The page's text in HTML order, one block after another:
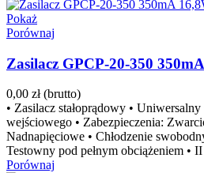
Pokaż
Porównaj
Zasilacz GPCP-20-350
0,00 zł (brutto)
• Zasilacz stałoprądowy •
wejściowego • Zabezpieczenia:
Nadnapięciowe • Chłodzenie
Testowny pod pełnym obciążeniem •
Porównaj